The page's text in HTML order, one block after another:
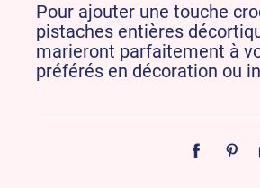
Pour ajouter une touche
pistaches entières
marieront parfaitement à
préférés en décoration ou